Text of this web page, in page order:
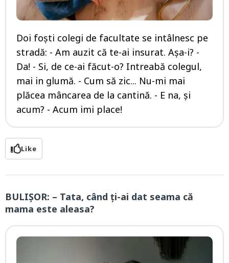
Doi foști colegi de facultate se intâlnesc pe
stradă: - Am auzit că te-ai insurat. Așa-i? -
Da! - Si, de ce-ai făcut-o? Intreabă colegul,
mai in glumă. - Cum să zic... Nu-mi mai
plăcea mâncarea de la cantină. - E na, și
acum? - Acum imi place!
Like
BULIȘOR: – Tata, când ți-ai dat seama că
mama este aleasa?